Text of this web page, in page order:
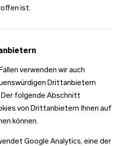
ist.
verwenden wir auch
Drittanbietern
folgende Abschnitt
von Drittanbietern Ihnen auf
können.
Google Analytics, eine der